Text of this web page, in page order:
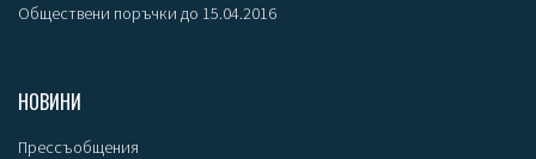
Обществени поръчки до 15.04.2016
НОВИНИ
Прессъобщения